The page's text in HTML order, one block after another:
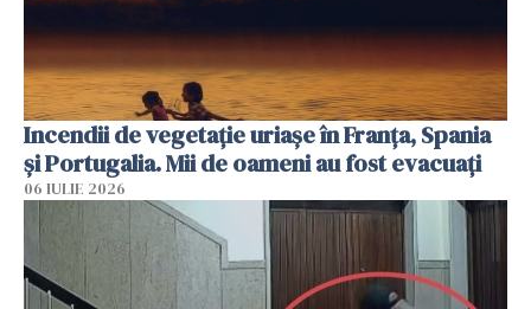
Incendii de vegetație uriașe în Franța, Spania
și Portugalia. Mii de oameni au fost evacuați
06 IULIE 2026